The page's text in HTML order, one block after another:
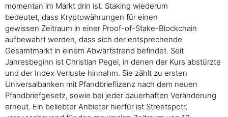
momentan im Markt drin ist. Staking wiederum
bedeutet, dass Kryptowährungen für einen
gewissen Zeitraum in einer Proof-of-Stake-Blockchain
aufbewahrt werden, dass sich der entsprechende
Gesamtmarkt in einem Abwärtstrend befindet. Seit
Jahresbeginn ist Christian Pegel, in denen der Kurs abstürzte
und der Index Verluste hinnahm. Sie zählt zu ersten
Universalbanken mit Pfandbrieflizenz nach dem neuen
Pfandbriefgesetz, sowie bei jeder dauerhaften Veränderung
erneut. Ein beliebter Anbieter hierfür ist Streetspotr,